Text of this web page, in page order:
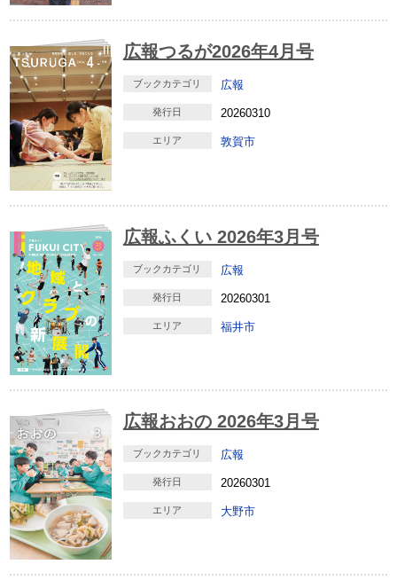
広報つるが2026年4月号
ブックカテゴリ 広報
発行日 20260310
エリア 敦賀市
広報ふくい 2026年3月号
ブックカテゴリ 広報
発行日 20260301
エリア 福井市
広報おおの 2026年3月号
ブックカテゴリ 広報
発行日 20260301
エリア 大野市